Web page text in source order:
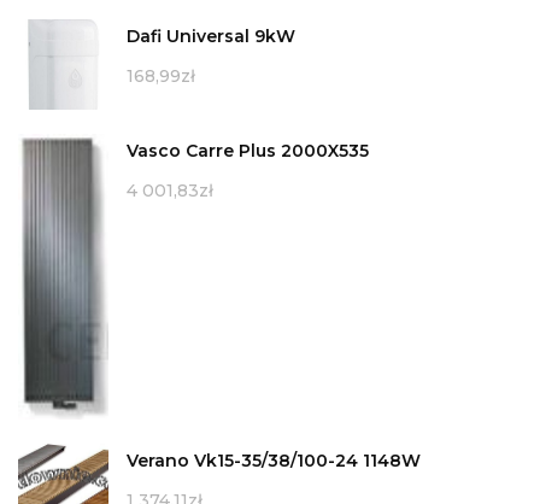
Dafi Universal 9kW
168,99zł
Vasco Carre Plus 2000X535
4 001,83zł
Verano Vk15-35/38/100-24 1148W